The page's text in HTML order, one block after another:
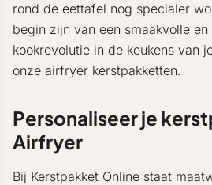
rond de eettafel nog specialer
begin zijn van een smaakvolle
kookrevolutie in de keukens van
onze airfryer kerstpakketten.
Personaliseer je
Airfryer
Bij Kerstpakket Online staat